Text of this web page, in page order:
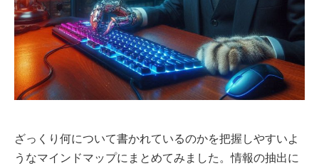
ざっくり何について書かれているのかを把握しやすいよ
うなマインドマップにまとめてみました。情報の抽出に